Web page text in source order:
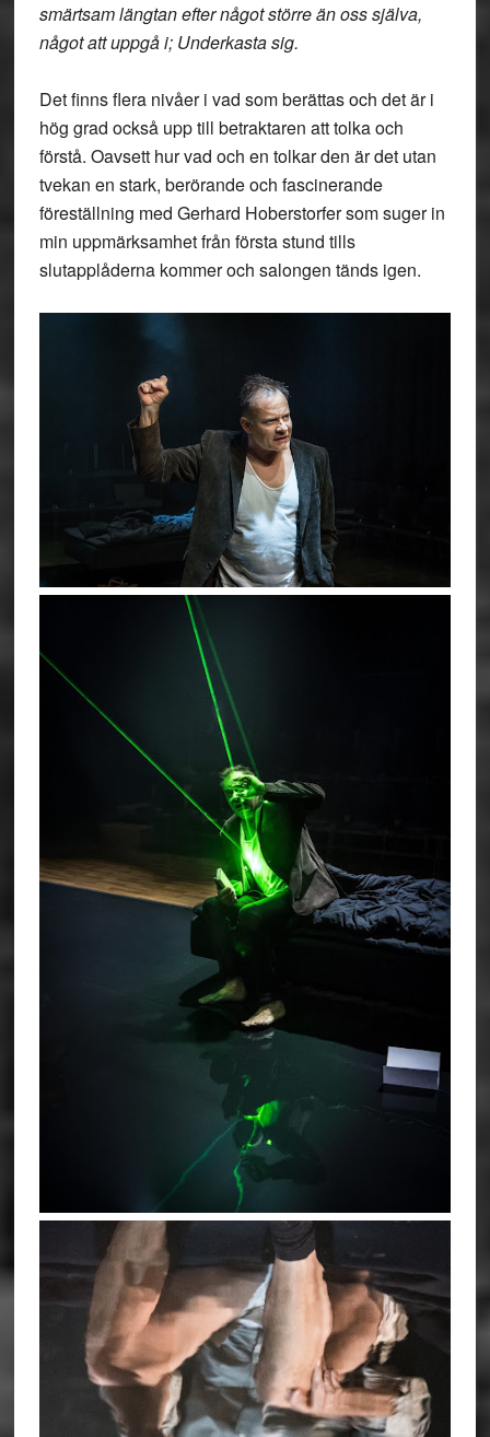
smärtsam längtan efter något större än oss själva,
något att uppgå i; Underkasta sig.
Det finns flera nivåer i vad som berättas och det är i
hög grad också upp till betraktaren att tolka och
förstå. Oavsett hur vad och en tolkar den är det utan
tvekan en stark, berörande och fascinerande
föreställning med Gerhard Hoberstorfer som suger in
min uppmärksamhet från första stund tills
slutapplåderna kommer och salongen tänds igen.